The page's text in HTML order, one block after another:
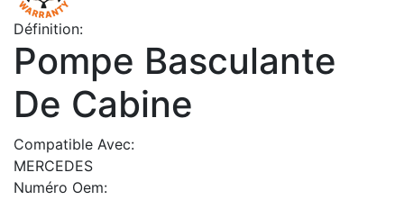
Définition:
Pompe Basculante
De Cabine
Compatible Avec:
MERCEDES
Numéro Oem: